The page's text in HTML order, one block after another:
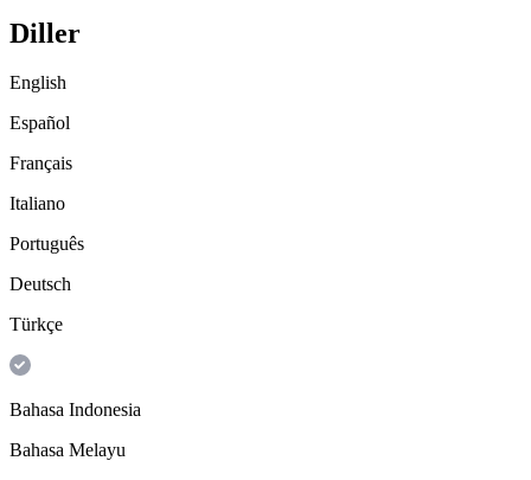
Diller
English
Español
Français
Italiano
Português
Deutsch
Türkçe
Bahasa Indonesia
Bahasa Melayu